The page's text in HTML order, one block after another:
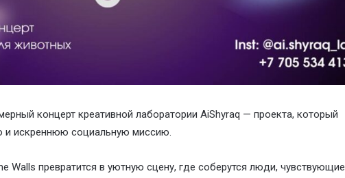
концерт креативной лаборатории AiShyraq — проекта, который
и искреннюю социальную миссию.
Walls превратится в уютную сцену, где соберутся люди, чувствующие